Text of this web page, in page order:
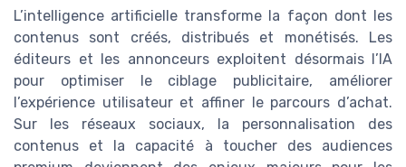
L’intelligence artificielle transforme la façon dont les
contenus sont créés, distribués et monétisés. Les
éditeurs et les annonceurs exploitent désormais l’IA
pour optimiser le ciblage publicitaire, améliorer
l’expérience utilisateur et affiner le parcours d’achat.
Sur les réseaux sociaux, la personnalisation des
contenus et la capacité à toucher des audiences